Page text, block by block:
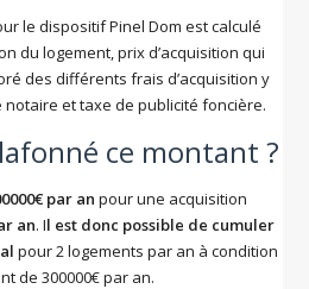
le dispositif Pinel Dom est calculé
du logement, prix d’acquisition qui
des différents frais d’acquisition y
et taxe de publicité foncière.
ce montant ?
par an pour une acquisition
an. Il est donc possible de cumuler
pour 2 logements par an à condition
de 300000€ par an.